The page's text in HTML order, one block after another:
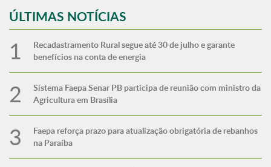
ÚLTIMAS NOTÍCIAS
Recadastramento Rural segue até 30 de julho e garante
benefícios na conta de energia
Sistema Faepa Senar PB participa de reunião com ministro da
Agricultura em Brasília
Faepa reforça prazo para atualização obrigatória de rebanhos
na Paraíba